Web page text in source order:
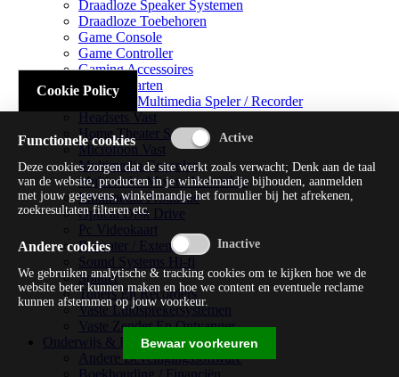
Draadloze Speaker Systemen
Draadloze Toebehoren
Game Console
Game Controller
Gaming Accessoires
Geluidskaarten
Handheld Multimedia Speler / Recorder
Headsets Vast
Home Theater Systems
Microfoon Vast
Multimedia Consoles
Multimedia Mixer / Versterker
Multimedia Productie
Optical Disk Drive
Pc Videokaart
Repeater / Extender
Sound Systems Hi-fi
Splitter
Tuners En Recorders
Vaste Luidsprekersystemen
Vaste Zender En Ontvanger
Onderwijs & Recreatie
Andere Beveiligingssoftware
Cookie Policy
Functionele cookies
Deze cookies zorgen dat de site werkt zoals verwacht; Denk aan de taal
van de website, producten in je winkelmandje bijhouden, aanmelden
met jouw gegevens, winkelmandje het formulier bij het afrekenen,
zoekresultaten filteren etc.
Andere cookies
We gebruiken analytische & tracking cookies om te kijken hoe we de
website beter kunnen maken en hoe we content en eventuele reclame
kunnen afstemmen op jouw voorkeur.
Bewaar voorkeuren